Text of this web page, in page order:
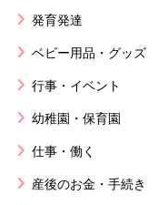
発育発達
ベビー用品・グッズ
行事・イベント
幼稚園・保育園
仕事・働く
産後のお金・手続き